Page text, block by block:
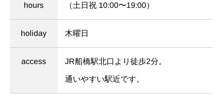
hours （土日祝 10:00〜19:00）
holiday 木曜日
access JR船橋駅北口より徒歩2分。
通いやすい駅近です。